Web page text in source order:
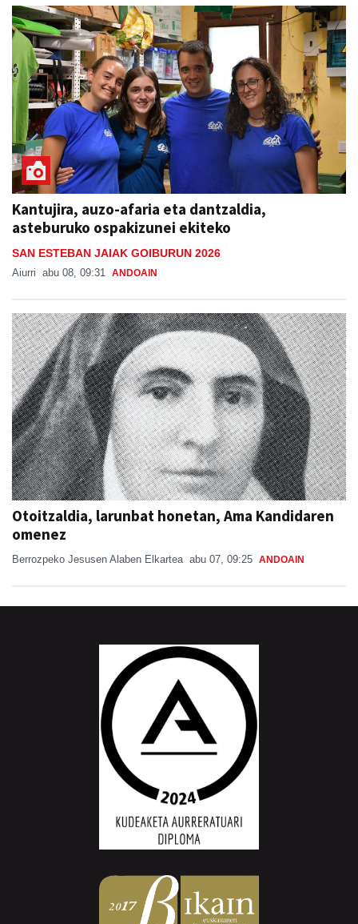
Kantujira, auzo-afaria eta dantzaldia,
asteburuko ospakizunei ekiteko
SAN ESTEBAN JAIAK GOIBURUN 2026
Aiurri abu 08, 09:31 ANDOAIN
Otoitzaldia, larunbat honetan, Ama Kandidaren
omenez
Berrozpeko Jesusen Alaben Elkartea abu 07, 09:25 ANDOAIN